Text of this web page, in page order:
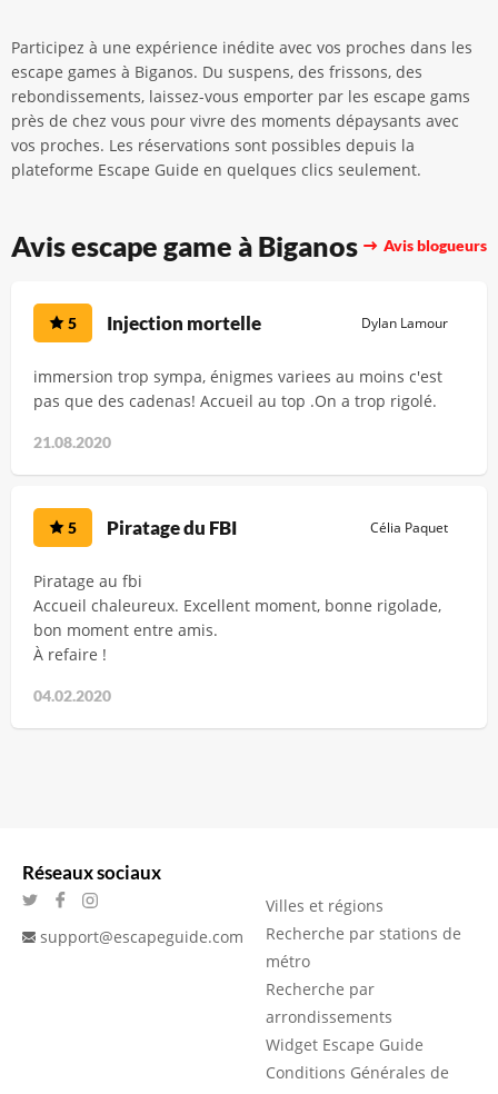
Participez à une expérience inédite avec vos proches dans les
escape games à Biganos. Du suspens, des frissons, des
rebondissements, laissez-vous emporter par les escape gams
près de chez vous pour vivre des moments dépaysants avec
vos proches. Les réservations sont possibles depuis la
plateforme Escape Guide en quelques clics seulement.
Avis escape game à Biganos Avis blogueurs
5 Injection mortelle Dylan Lamour
immersion trop sympa, énigmes variees au moins c'est
pas que des cadenas! Accueil au top .On a trop rigolé.
21.08.2020
5 Piratage du FBI Célia Paquet
Piratage au fbi
Accueil chaleureux. Excellent moment, bonne rigolade,
bon moment entre amis.
À refaire !
04.02.2020
Réseaux sociaux
support@escapeguide.com
Villes et régions
Recherche par stations de
métro
Recherche par
arrondissements
Widget Escape Guide
Conditions Générales de